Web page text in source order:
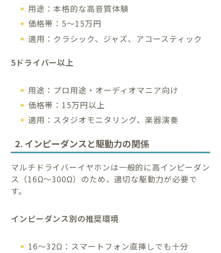
用途：本格的な高音質体験
価格帯：5〜15万円
適用：クラシック、ジャズ、アコースティック
5ドライバー以上
用途：プロ用途・オーディオマニア向け
価格帯：15万円以上
適用：スタジオモニタリング、楽器演奏
2. インピーダンスと駆動力の関係
マルチドライバーイヤホンは一般的に高インピーダン
ス（16Ω〜300Ω）のため、適切な駆動力が必要で
す。
インピーダンス別の推奨環境
16〜32Ω：スマートフォン直挿しでも十分